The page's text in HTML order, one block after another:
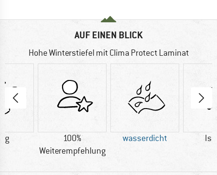
AUF EINEN BLICK
Hohe Winterstiefel mit Clima Protect Laminat
g
100%
Weiterempfehlung
wasserdicht